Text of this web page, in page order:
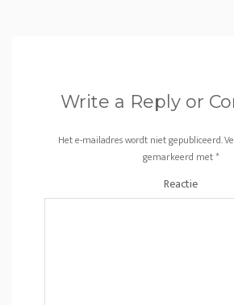
Write a Reply or
Het e-mailadres wordt niet gepubliceerd.
gemarkeerd met*
Reactie